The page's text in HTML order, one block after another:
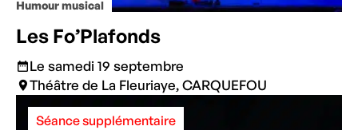
Humour musical
Les Fo’Plafonds
Le samedi 19 septembre
Théâtre de La Fleuriaye, CARQUEFOU
Séance supplémentaire